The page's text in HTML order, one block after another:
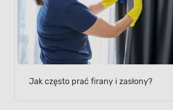
Jak często prać firany i zasłony?